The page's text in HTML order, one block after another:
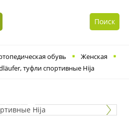
Поиск
обувь
Женская
туфли спортивные Hija